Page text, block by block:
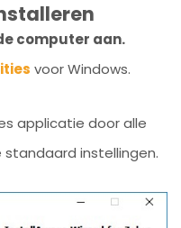
computer aan.
voor Windows.
applicatie door alle
instellingen.